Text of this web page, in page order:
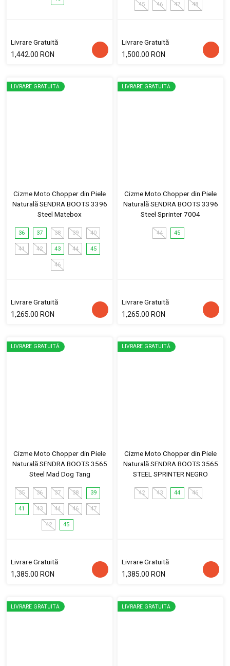
Livrare Gratuită
1,442.00 RON
45 46 47 48
Livrare Gratuită
1,500.00 RON
LIVRARE GRATUITĂ
Cizme Moto Chopper din Piele
Naturală SENDRA BOOTS 3396
Steel Matebox
36 37 38 39 40
41 42 43 44 45
46
Livrare Gratuită
1,265.00 RON
LIVRARE GRATUITĂ
Cizme Moto Chopper din Piele
Naturală SENDRA BOOTS 3396
Steel Sprinter 7004
44 45
Livrare Gratuită
1,265.00 RON
LIVRARE GRATUITĂ
Cizme Moto Chopper din Piele
Naturală SENDRA BOOTS 3565
Steel Mad Dog Tang
35 36 37 38 39
41 43 44 46 47
42 45
Livrare Gratuită
1,385.00 RON
LIVRARE GRATUITĂ
Cizme Moto Chopper din Piele
Naturală SENDRA BOOTS 3565
STEEL SPRINTER NEGRO
42 43 44 46
Livrare Gratuită
1,385.00 RON
LIVRARE GRATUITĂ LIVRARE GRATUITĂ